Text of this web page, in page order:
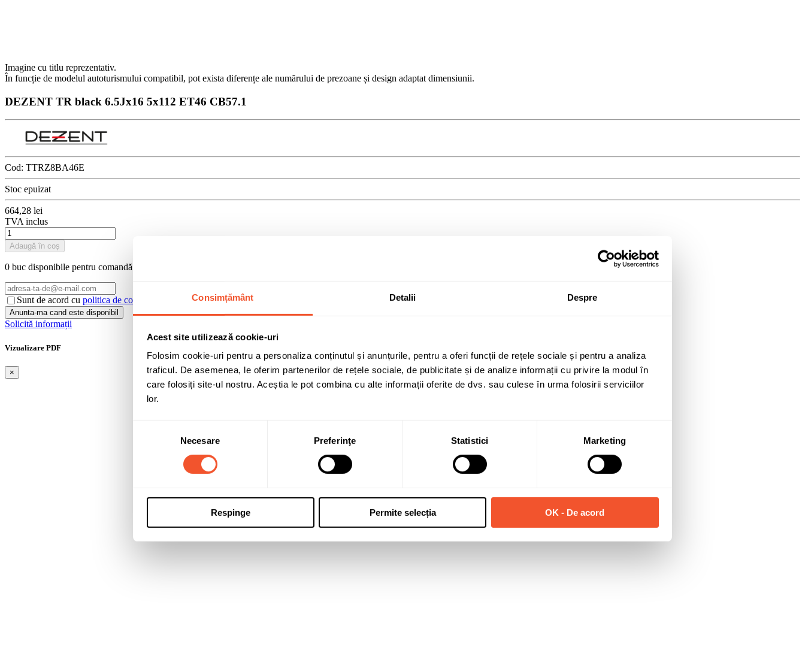
Consimțământ Detalii Despre
Acest site utilizează cookie-uri
Folosim cookie-uri pentru a personaliza conținutul și anunțurile, pentru a oferi funcții de rețele sociale și pentru a analiza
traficul. De asemenea, le oferim partenerilor de rețele sociale, de publicitate și de analize informații cu privire la modul în
care folosiți site-ul nostru. Aceștia le pot combina cu alte informații oferite de dvs. sau culese în urma folosirii serviciilor
lor.
consimțământului
Necesare Preferinţe Statistici Marketing
Respinge Permite selecția OK - De acord
Imagine cu titlu reprezentativ.
În funcție de modelul autoturismului compatibil, pot exista diferențe ale numărului de prezoane și design adaptat dimensiunii.
DEZENT TR black 6.5Jx16 5x112 ET46 CB57.1
Cod: TTRZ8BA46E
Stoc epuizat
664,28 lei
TVA inclus
Adaugă în coș
0 buc disponibile pentru comandă
Sunt de acord cu politica de confidentialitate a datelor cu caracter personal.
Solicită informații
Vizualizare PDF
×